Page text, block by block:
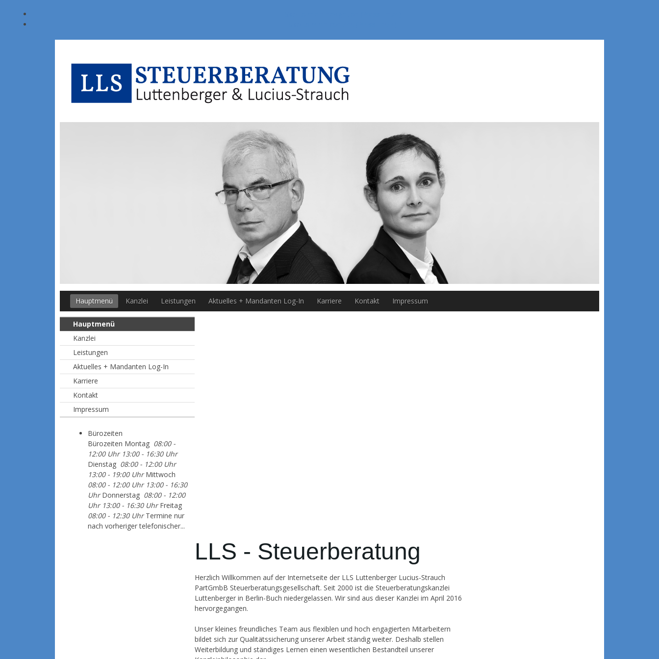
Hauptmenü Kanzlei Leistungen Aktuelles + Mandanten Log-In Karriere Kontakt Impressum
Hauptmenü
Kanzlei
Leistungen
Aktuelles + Mandanten Log-In
Karriere
Kontakt
Impressum
Bürozeiten
Bürozeiten Montag 08:00 -
12:00 Uhr 13:00 - 16:30 Uhr
Dienstag 08:00 - 12:00 Uhr
13:00 - 19:00 UhrMittwoch
08:00 - 12:00 Uhr 13:00 - 16:30
UhrDonnerstag 08:00 - 12:00
Uhr 13:00 - 16:30 UhrFreitag
08:00 - 12:30 UhrTermine nur
nach vorheriger telefonischer...
LLS - Steuerberatung
Herzlich Willkommen auf der Internetseite der LLS Luttenberger Lucius-Strauch
PartGmbB Steuerberatungsgesellschaft. Seit 2000 ist die Steuerberatungskanzlei
Luttenberger in Berlin-Buch niedergelassen. Wir sind aus dieser Kanzlei im April 2016
hervorgegangen.
Unser kleines freundliches Team aus flexiblen und hoch engagierten Mitarbeitern
bildet sich zur Qualitätssicherung unserer Arbeit ständig weiter. Deshalb stellen
Weiterbildung und ständiges Lernen einen wesentlichen Bestandteil unserer